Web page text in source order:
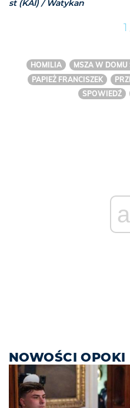
st (KAI) / Watykan
1
HOMILIA MSZA W
PAPIEŻ FRANCISZEK
SPOWIEDŹ
NOWOŚCI OPOKI